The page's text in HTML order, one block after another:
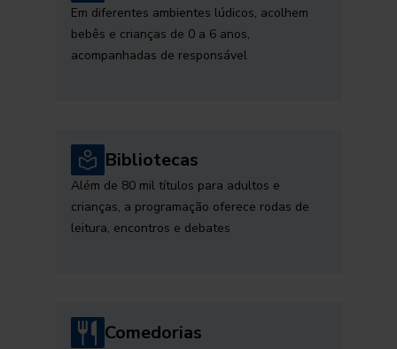
Em diferentes ambientes lúdicos, acolhem
bebês e crianças de 0 a 6 anos,
acompanhadas de responsável
Bibliotecas
Além de 80 mil títulos para adultos e
crianças, a programação oferece rodas de
leitura, encontros e debates
Comedorias